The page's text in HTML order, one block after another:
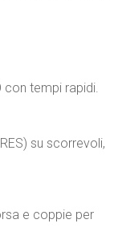
con tempi rapidi.
su scorrevoli,
e coppie per